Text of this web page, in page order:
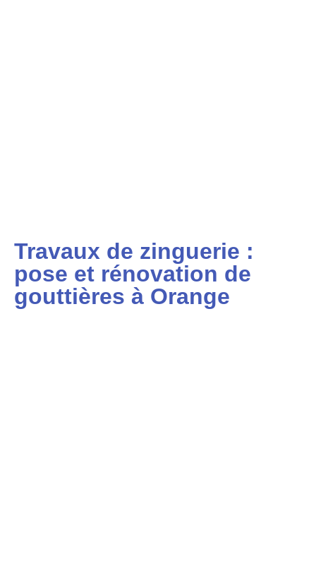
Travaux de zinguerie :
pose et rénovation de
gouttières à Orange